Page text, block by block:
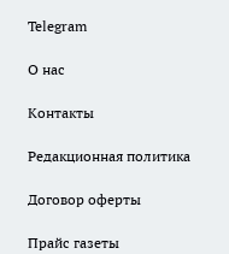
Telegram
О нас
Контакты
Редакционная политика
Договор оферты
Прайс газеты